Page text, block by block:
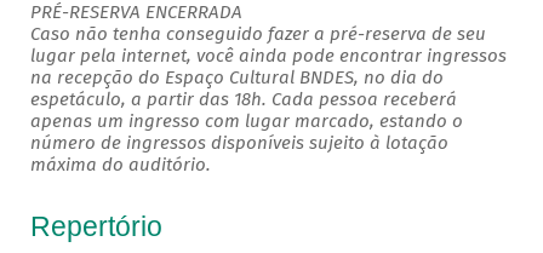
PRÉ-RESERVA ENCERRADA
Caso não tenha conseguido fazer a pré-reserva de seu
lugar pela internet, você ainda pode encontrar ingressos
na recepção do Espaço Cultural BNDES, no dia do
espetáculo, a partir das 18h. Cada pessoa receberá
apenas um ingresso com lugar marcado, estando o
número de ingressos disponíveis sujeito à lotação
máxima do auditório.
Repertório